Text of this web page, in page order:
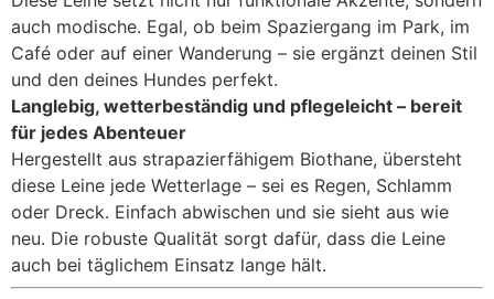
auch modische. Egal, ob beim Spaziergang im Park, im
Café oder auf einer Wanderung – sie ergänzt deinen Stil
und den deines Hundes perfekt.
Langlebig, wetterbeständig und pflegeleicht – bereit
für jedes Abenteuer
Hergestellt aus strapazierfähigem Biothane, übersteht
diese Leine jede Wetterlage – sei es Regen, Schlamm
oder Dreck. Einfach abwischen und sie sieht aus wie
neu. Die robuste Qualität sorgt dafür, dass die Leine
auch bei täglichem Einsatz lange hält.